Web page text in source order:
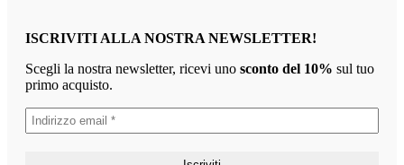
ISCRIVITI ALLA NOSTRA NEWSLETTER!
Scegli la nostra newsletter, ricevi uno sconto del 10% sul tuo
primo acquisto.